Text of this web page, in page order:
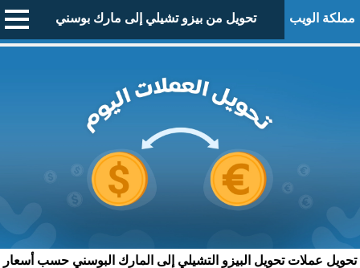
مملكة الويب تحويل من بيزو تشيلي إلى مارك بوسني
تحويل عملات تحويل البيزو التشيلي إلى المارك البوسني حسب أسعار